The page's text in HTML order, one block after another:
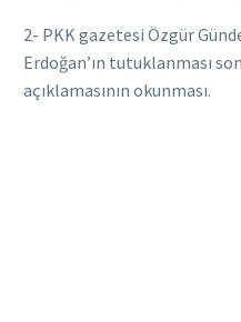
2- PKK gazetesi Özgür
Erdoğan’ın tutuklanması
açıklamasının okunması.